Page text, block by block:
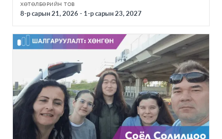
ХӨТӨЛБӨРИЙН ТОВ
8-р сарын 21, 2026 - 1-р сарын 23, 2027